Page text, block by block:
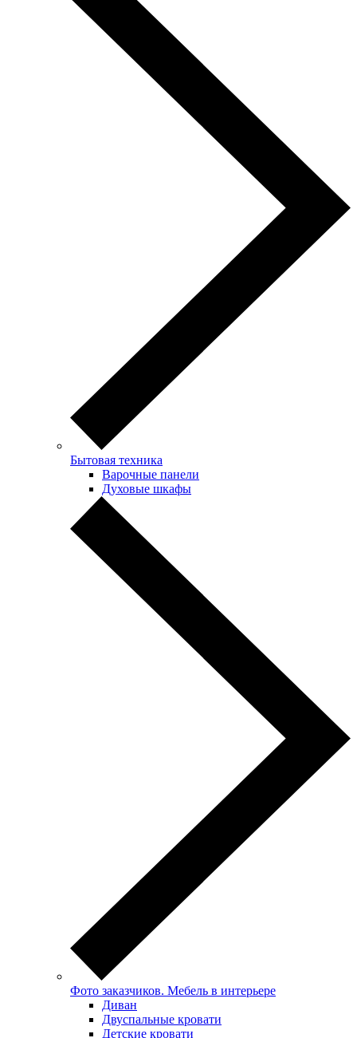
Бытовая техника
Варочные панели
Духовые шкафы
Фото заказчиков. Мебель в интерьере
Диван
Двуспальные кровати
Детские кровати